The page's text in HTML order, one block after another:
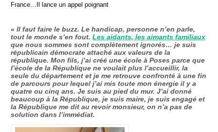
France…Il lance un appel poignant
« Il faut faire le buzz. Le handicap, personne n’en parle,
tout le monde s’en fout.Les aidants, les aimants familiaux
que nous sommes sont complètement ignorés… je suis
républicain démocrate attaché aux valeurs de la
république. Mon fils, j’ai créé une école à Poses parce que
l’école de la République ne voulait plus l’accueillir, la
seule du département et je me retrouve confronté à une fin
de parcours pour lequel j’ai mis toute mon énergie il y a
quatre ou cinq ans. Je suis au pied du mur. J’ai donné
beaucoup à la République, je suis maire, je suis engagé et
la République me dit au revoir monsieur, on n’a pas de
solution dans l’immédiat.